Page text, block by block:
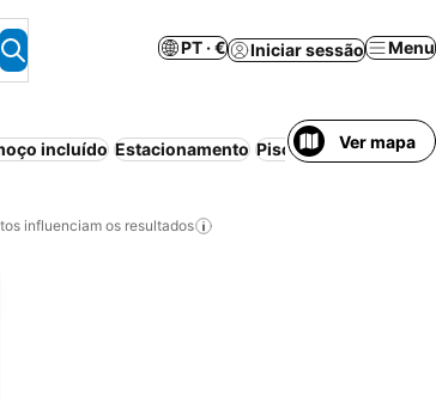
PT · € Iniciar sessão Menu
incluído Estacionamento Piscina Ver mapa
influenciam os resultados
aos favoritos